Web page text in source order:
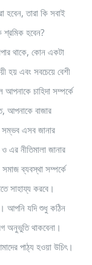
হবেন, তারা কি সবাই
শ্রমিক হবেন?
থাকে, কোন একটা
হয় এবং সবচেয়ে বেশী
চাহিদা সম্পর্কে
আপনাকে বাজার
সম্ভব এসব জানার
এর নীতিমালা জানার
ব্যবস্থা সম্পর্কে
সাহায্য করবে।
আপনি যদি শুধু কঠিন
অনুভুতি থাকবেনা।
পাঠ্য হওয়া উচিৎ।